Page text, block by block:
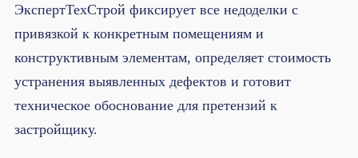
ЭкспертТехСтрой фиксирует все недоделки с
привязкой к конкретным помещениям и
конструктивным элементам, определяет стоимость
устранения выявленных дефектов и готовит
техническое обоснование для претензий к
застройщику.